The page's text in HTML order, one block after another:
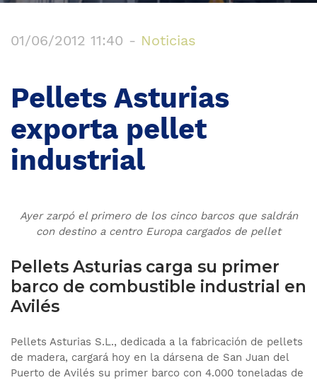
01/06/2012 11:40 - Noticias
Pellets Asturias
exporta pellet
industrial
Ayer zarpó el primero de los cinco barcos que saldrán
con destino a centro Europa cargados de pellet
Pellets Asturias carga su primer
barco de combustible industrial en
Avilés
Pellets Asturias S.L., dedicada a la fabricación de pellets
de madera, cargará hoy en la dársena de San Juan del
Puerto de Avilés su primer barco con 4.000 toneladas de